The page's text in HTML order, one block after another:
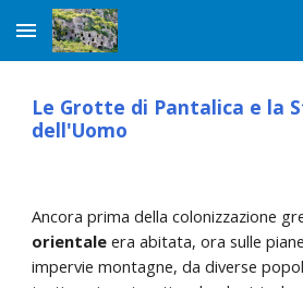
Skip to main content
Le Grotte di Pantalica e la
Ancora prima della colonizzazione
orientale era abitata, ora sulle
impervie montagne, da diverse